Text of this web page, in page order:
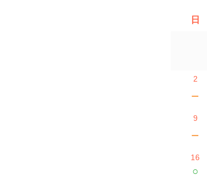
日
2
－
9
－
16
○